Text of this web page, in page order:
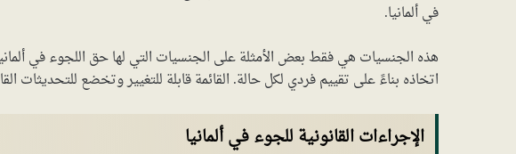
في ألمانيا.
هذه الجنسيات هي فقط بعض الأمثلة على الجنسيات التي لها حق اللجوء في
اتخاذه بناءً على تقييم فردي لكل حالة. القائمة قابلة للتغيير وتخضع للتحديثات
الإجراءات القانونية للجوء في ألمانيا